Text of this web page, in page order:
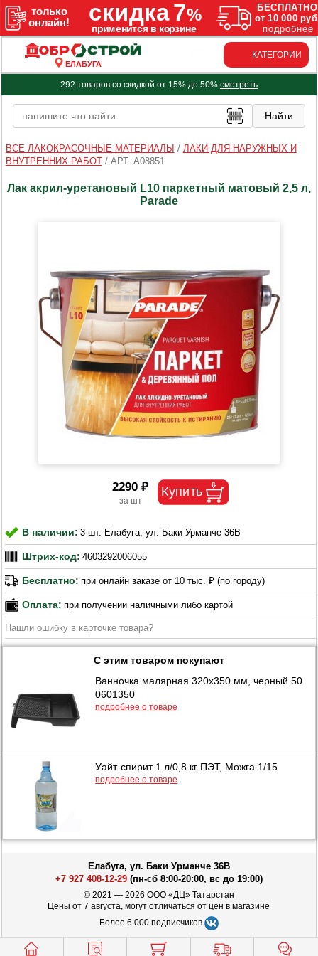
ЕЛАБУГА
КАТЕГОРИИ
292 товаров со скидкой от 15% до 50% смотреть
ВСЕ ЛАКОКРАСОЧНЫЕ МАТЕРИАЛЫ / ЛАКИ ДЛЯ НАРУЖНЫХ И
ВНУТРЕННИХ РАБОТ/ АРТ. A08851
Лак акрил-уретановый L10 паркетный матовый 2,5 л,
Parade
2290 ₽
В наличии: 3 шт. Елабуга, ул. Баки Урманче 36В
Штрих-код: 4603292006055
Бесплатно: при онлайн заказе от 10 тыс. ₽ (по городу)
Оплата: при получении наличными либо картой
Нашли ошибку в карточке товара?
С этим товаром покупают
Ванночка малярная 320х350 мм, черный 50
0601350
подробнее о товаре
Уайт-спирит 1 л/0,8 кг ПЭТ, Можга 1/15
подробнее о товаре
Елабуга, ул. Баки Урманче 36В
+7 927 408-12-29(пн-сб 8:00-20:00, вс до 19:00)
© 2021 — 2026 ООО «ДЦ» Татарстан
Цены от 7 августа, могут отличаться от цен в магазине
Более 6 000 подписчиков